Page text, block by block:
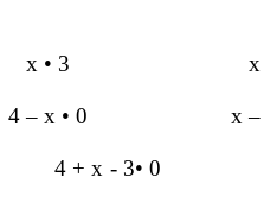
• 3 х
х • 0 х –
- 3• 0